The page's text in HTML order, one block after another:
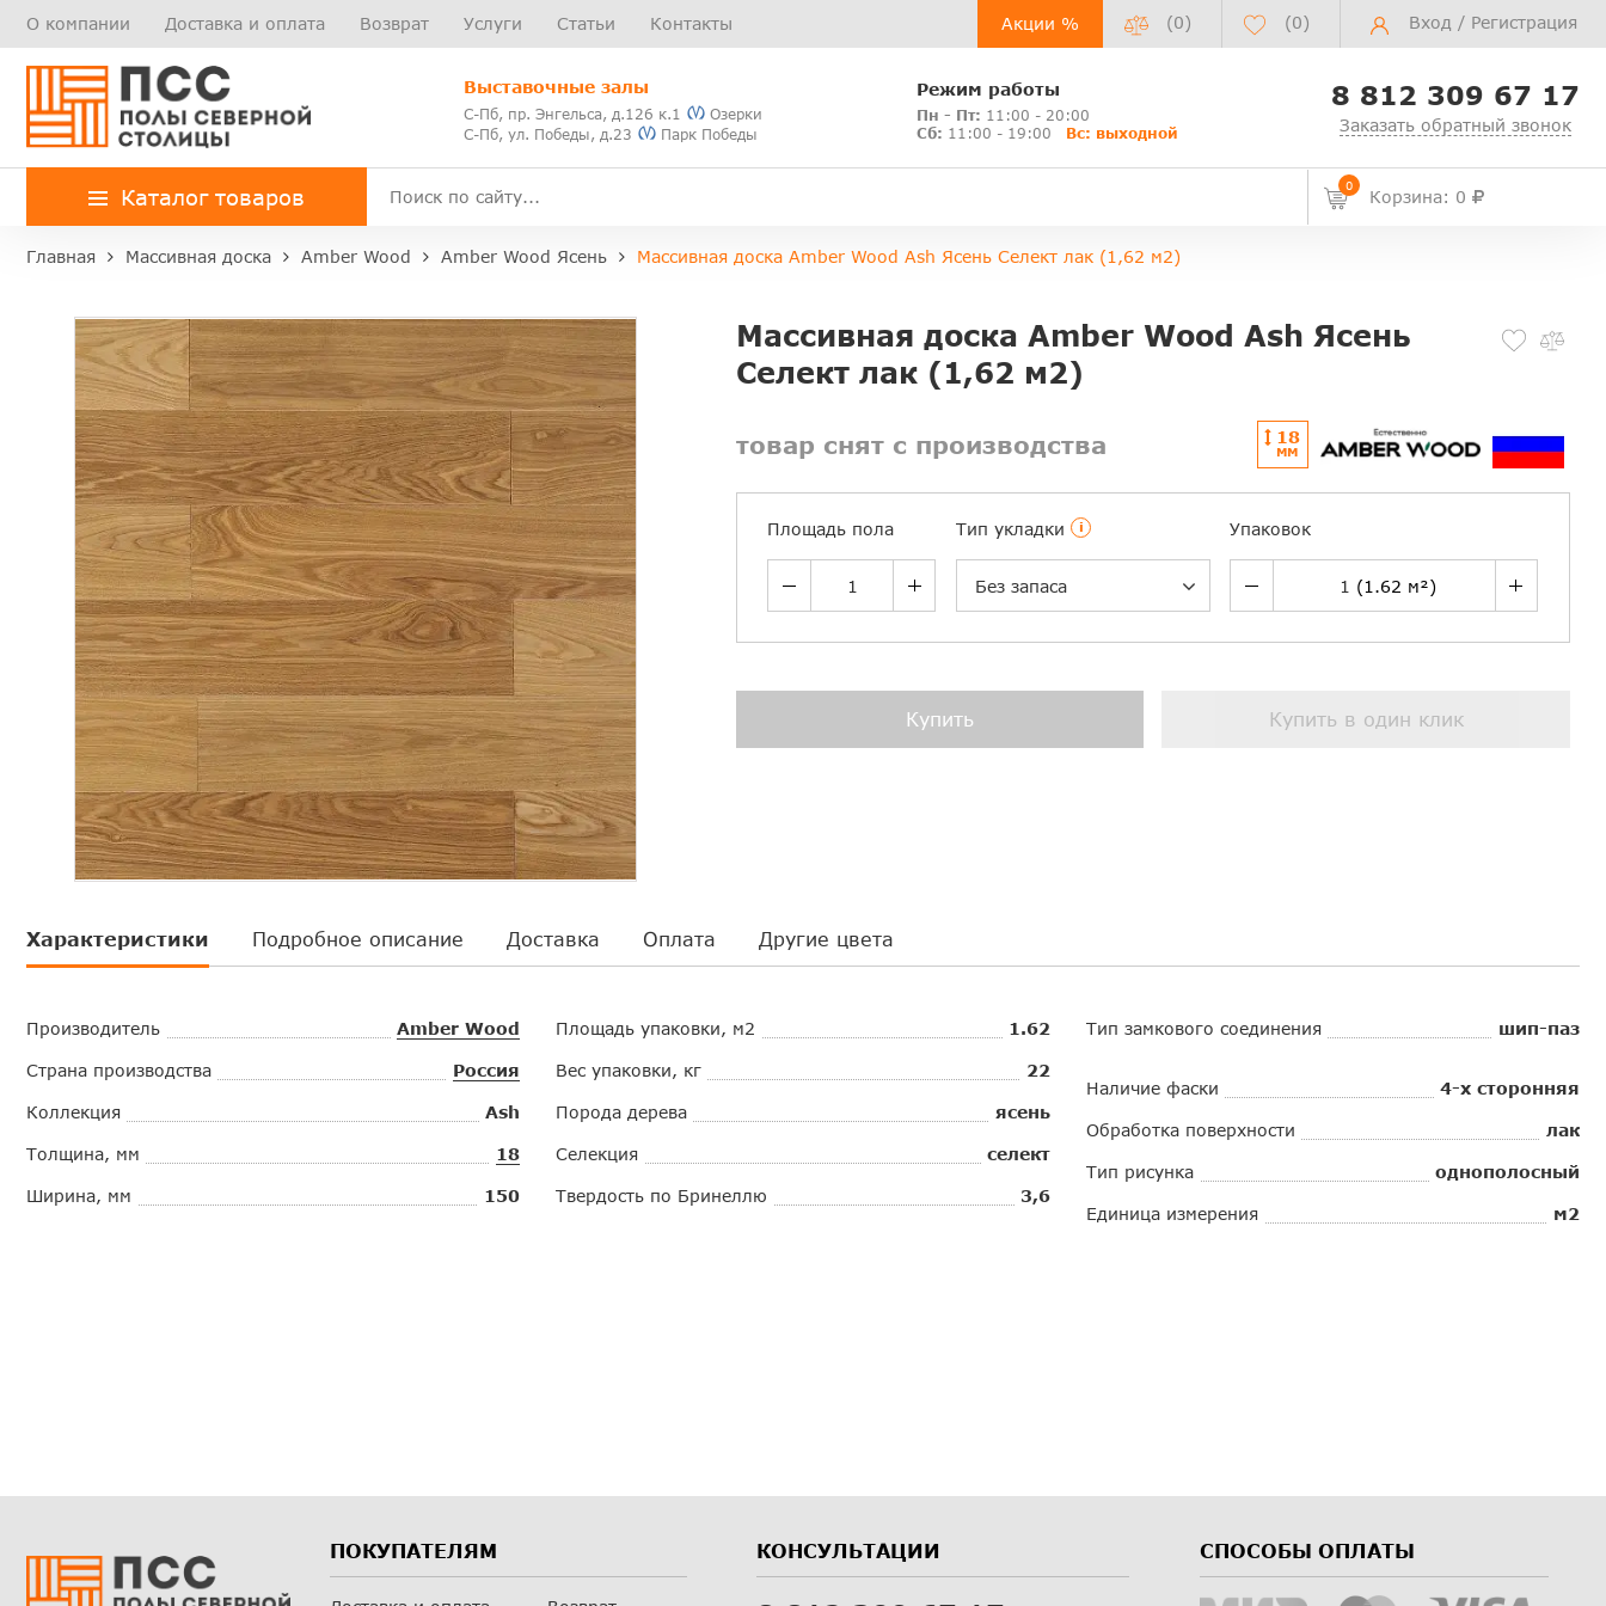
О компании Доставка и оплата Возврат Услуги Статьи Контакты Акции % (0) (0) Вход / Регистрация
Выставочные залы
С-Пб, пр. Энгельса, д.126 к.1
Озерки
С-Пб, ул. Победы, д.23
Парк Победы
Режим работы
Пн - Пт: 11:00 - 20:00
Сб: 11:00 - 19:00 Вс: выходной
8 812 309 67 17
Заказать обратный звонок
Каталог товаров 0
Корзина: 0
Главная Массивная доска Amber Wood Amber Wood Ясень Массивная доска Amber Wood Ash Ясень Селект лак (1,62 м2)
Массивная доска Amber Wood Ash Ясень
Селект лак (1,62 м2)
товар снят с производства 18
ММ
Площадь пола Тип укладки i
Без запаса
Упаковок
Купить Купить в один клик
Характеристики Подробное описание Доставка Оплата Другие цвета
Производитель Amber Wood
Страна производства Россия
Коллекция Ash
Толщина, мм 18
Ширина, мм 150
Площадь упаковки, м2 1.62
Вес упаковки, кг 22
Порода дерева ясень
Селекция селект
Твердость по Бринеллю 3,6
Тип замкового соединения шип-паз
Наличие фаски 4-х сторонняя
Обработка поверхности лак
Тип рисунка однополосный
Единица измерения м2
ПОКУПАТЕЛЯМ КОНСУЛЬТАЦИИ СПОСОБЫ ОПЛАТЫ